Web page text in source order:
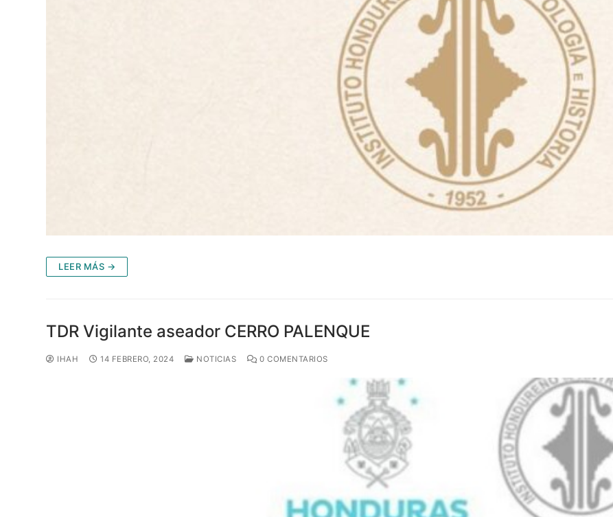
LEER MÁS →
TDR Vigilante aseador CERRO PALENQUE
IHAH 14 FEBRERO, 2024 NOTICIAS 0 COMENTARIOS